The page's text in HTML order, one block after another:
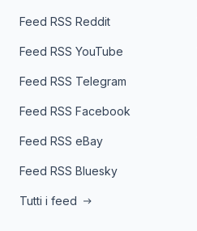
Feed RSS Reddit
Feed RSS YouTube
Feed RSS Telegram
Feed RSS Facebook
Feed RSS eBay
Feed RSS Bluesky
Tutti i feed